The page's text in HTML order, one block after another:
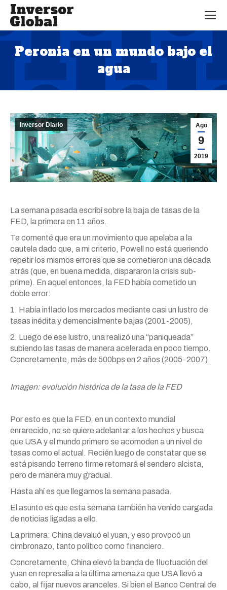
Peronia en un mundo bajo el
agua
Estás aquí:
Ago
9
2019
Inversor Diario
La semana pasada escribí sobre la baja de tasas de la
FED, la primera en 11 años.
Te comenté que era un movimiento que apelaba a la
cautela dado que, a mi criterio, Powell no está queriendo
repetir los mismos errores que se cometieron una década
atrás (que, en buena medida, dispararon la crisis sub-
prime). En aquel entonces, la FED había cometido un
doble error:
1. Había inflado los mercados mediante casi un lustro de
tasas inédita y demencialmente bajas (2001-2005),
2. Luego de ese lustro, una realizó una “paniqueada”
subiendo las tasas de manera acelerada en poco tiempo.
Concretamente, más de 500bps en 2 años (2005-2007).
Imagen: evolución histórica de la tasa de la FED
Por esto es que la FED, en un contexto mundial
enrarecido, no se quiere adelantar a los hechos y busca
que USA y el mundo primero se acomoden a un nivel de
tasas como el actual. Recién luego de constatar que se
está pisando terreno firme retomará el sendero alcista,
pero de manera muy gradual.
Hasta ahí es que llegamos la semana pasada.
El asunto es que esta semana también ha venido cargada
de noticias ligadas a ello.
La primera: China devaluó el yuan, y eso provocó un
cimbronazo, tanto político como financiero.
Concretamente, China elevó la banda de fluctuación del
yuan en represalia a la última amenaza que USA llevó a
cabo, al fijar nuevos aranceles. Si bien el Banco Central de